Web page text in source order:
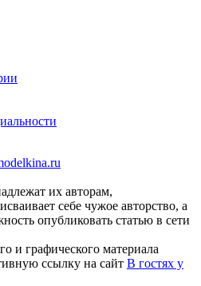
их авторам,
себе чужое авторство, а
опубликовать статью в сети
и графического материала
ссылку на сайт В гостях у